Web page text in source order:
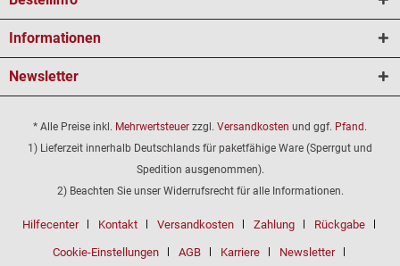
Informationen
Newsletter
* Alle Preise inkl. Mehrwertsteuer zzgl. Versandkosten und ggf. Pfand.
1) Lieferzeit innerhalb Deutschlands für paketfähige Ware (Sperrgut und
Spedition ausgenommen).
2) Beachten Sie unser Widerrufsrecht für alle Informationen.
Hilfecenter Kontakt Versandkosten Zahlung Rückgabe
Cookie-Einstellungen AGB Karriere Newsletter